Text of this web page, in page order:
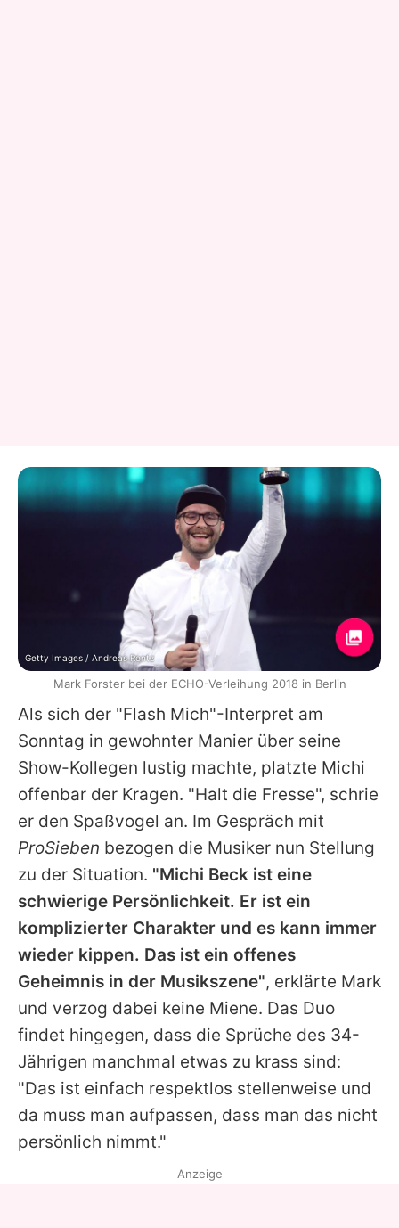
Als sich der "Flash Mich"-Interpret am
Sonntag in gewohnter Manier über seine
Show-Kollegen lustig machte, platzte Michi
offenbar der Kragen. "Halt die Fresse", schrie
er den Spaßvogel an. Im Gespräch mit
ProSieben bezogen die Musiker nun Stellung
zu der Situation. "Michi Beck ist eine
schwierige Persönlichkeit. Er ist ein
komplizierter Charakter und es kann immer
wieder kippen. Das ist ein offenes
Geheimnis in der Musikszene", erklärte Mark
und verzog dabei keine Miene. Das Duo
findet hingegen, dass die Sprüche des 34-
Jährigen manchmal etwas zu krass sind:
"Das ist einfach respektlos stellenweise und
da muss man aufpassen, dass man das nicht
persönlich nimmt."
Getty Images / Andreas Rentz
Mark Forster bei der ECHO-Verleihung 2018 in Berlin
Anzeige